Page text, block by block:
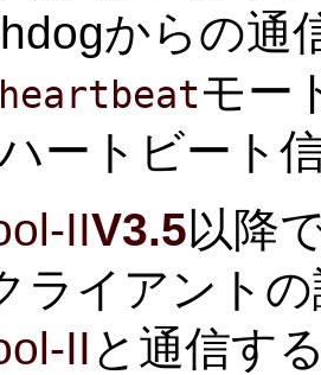
からの通
heartbeatモー
ートビート
IIV3.5以降
ライアント
II と通信す